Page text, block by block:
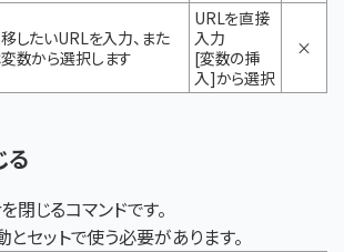
したいURLを入力、 また
数から選択します
URLを直接
入力
[変数の挿
入]から選択
×
る
じるコマンドです。
セットで使う必要があります。